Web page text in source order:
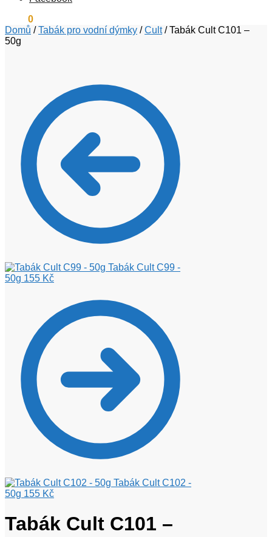
0
Domů /Tabák pro vodní dýmky /Cult/Tabák Cult C101 –
50g
Tabák Cult C99 -
50g 155 Kč
Tabák Cult C102 -
50g 155 Kč
Tabák Cult C101 –